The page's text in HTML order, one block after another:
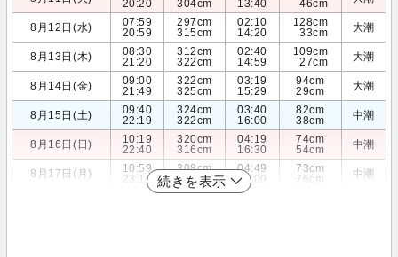
20:20
304cm
13:40
46cm
8月12日(水)
07:59
20:59
297cm
315cm
02:10
14:20
128cm
33cm
大潮
8月13日(木)
08:30
21:20
312cm
322cm
02:40
14:59
109cm
27cm
大潮
8月14日(金)
09:00
21:49
322cm
325cm
03:19
15:29
94cm
29cm
大潮
8月15日(土)
09:40
22:19
324cm
322cm
03:40
16:00
82cm
38cm
中潮
8月16日(日)
10:19
22:40
320cm
316cm
04:19
16:30
74cm
54cm
中潮
8月17日(月)
10:59
23:10
308cm
306cm
04:49
17:00
73cm
76cm
中潮
続きを表示